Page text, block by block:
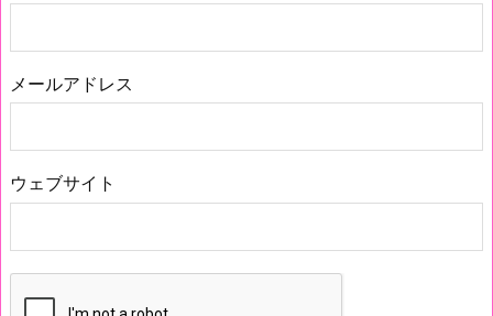
メールアドレス
ウェブサイト